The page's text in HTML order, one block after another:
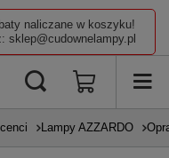
naliczane w koszyku!
sklep@cudownelampy.pl
Lampy AZZARDO